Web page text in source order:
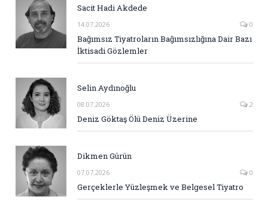
Sacit Hadi Akdede
14.07.2026 0
Bağımsız Tiyatroların Bağımsızlığına Dair Bazı
İktisadi Gözlemler
Selin Aydınoğlu
08.07.2026 2
Deniz Göktaş Ölü Deniz Üzerine
Dikmen Gürün
07.07.2026 0
Gerçeklerle Yüzleşmek ve Belgesel Tiyatro